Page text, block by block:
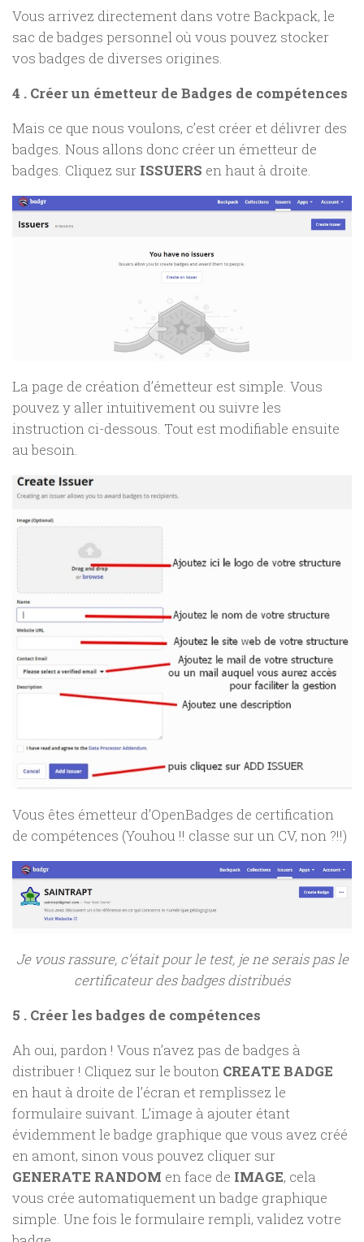
Vous arrivez directement dans votre Backpack, le
sac de badges personnel où vous pouvez stocker
vos badges de diverses origines.
4 . Créer un émetteur de Badges de compétences
Mais ce que nous voulons, c’est créer et délivrer des
badges. Nous allons donc créer un émetteur de
badges. Cliquez sur ISSUERS en haut à droite.
La page de création d’émetteur est simple. Vous
pouvez y aller intuitivement ou suivre les
instruction ci-dessous. Tout est modifiable ensuite
au besoin.
Vous êtes émetteur d’OpenBadges de certification
de compétences (Youhou !! classe sur un CV, non ?!!)
Je vous rassure, c’était pour le test, je ne serais pas le
certificateur des badges distribués
5 . Créer les badges de compétences
Ah oui, pardon ! Vous n’avez pas de badges à
distribuer ! Cliquez sur le bouton CREATE BADGE
en haut à droite de l’écran et remplissez le
formulaire suivant. L’image à ajouter étant
évidemment le badge graphique que vous avez créé
en amont, sinon vous pouvez cliquer sur
GENERATE RANDOM en face de IMAGE, cela
vous crée automatiquement un badge graphique
simple. Une fois le formulaire rempli, validez votre